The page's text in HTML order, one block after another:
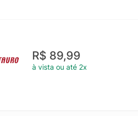
R$ 89,99
à vista ou até 2x